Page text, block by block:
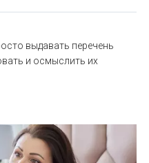
выдавать перечень
и осмыслить их